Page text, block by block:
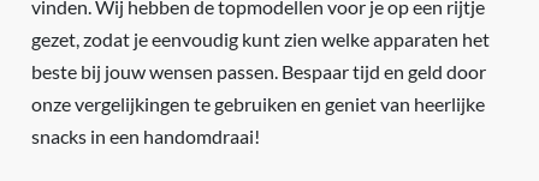
vinden. Wij hebben de topmodellen voor je op een rijtje
gezet, zodat je eenvoudig kunt zien welke apparaten het
beste bij jouw wensen passen. Bespaar tijd en geld door
onze vergelijkingen te gebruiken en geniet van heerlijke
snacks in een handomdraai!